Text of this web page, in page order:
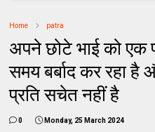
Home patra
अपने छोटे भाई को एक
समय बर्बाद कर रहा
प्रति सचेत नहीं है
0 Monday, 25 March 2024